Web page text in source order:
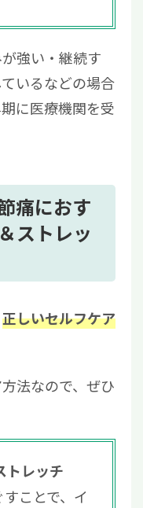
強い・継続す
いるなどの場合
に医療機関を受
痛におす
ストレッ
正しいセルフケア
法なので、ぜひ
トレッチ
ことで、イ